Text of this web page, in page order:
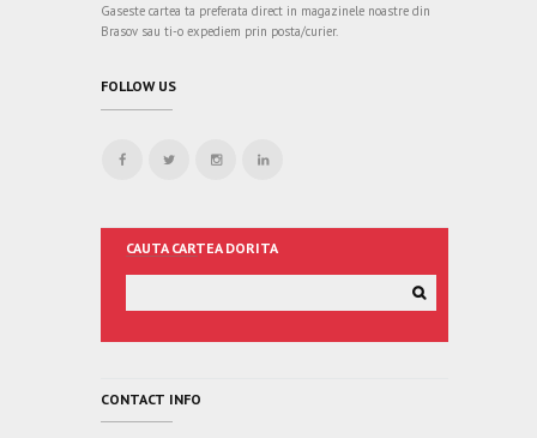
Gaseste cartea ta preferata direct in magazinele noastre din
Brasov sau ti-o expediem prin posta/curier.
FOLLOW US
CAUTA CARTEA DORITA
CONTACT INFO